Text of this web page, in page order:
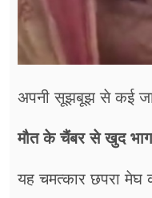
अपनी सूझबूझ से कई
मौत के चैंबर से खुद
यह चमत्कार छपरा मेघ